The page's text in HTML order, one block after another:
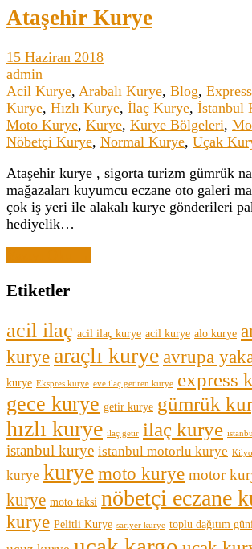
Ataşehir Kurye
15 Haziran 2018
admin
Acil Kurye, Arabalı Kurye, Blog,
Kurye, Hızlı Kurye, İlaç Kurye, İstanbul
Moto Kurye, Kurye, Kurye Bölgeleri,
Nöbetçi Kurye, Normal Kurye, Uçak
Ataşehir kurye , sigorta turizm gümrük
mağazaları kuyumcu eczane oto galeri
çok iş yeri ile alakalı kurye gönderileri
hediyelik…
Etiketler
acil ilaç acil ilaç kurye acil kurye alo kurye
kurye araçlı kuryeavrupa
kurye Ekspres kurye eve ilaç getiren kurye express
gece kurye getir kurye gümrük
hızlı kurye ilaç getir ilaç kurye
istanbul kurye istanbul motorlu kurye
kurye kuryemoto kurye motor
kurye moto taksi nöbetçi eczane
kurye Pelitli Kurye sarıyer kurye toplu dağıtım